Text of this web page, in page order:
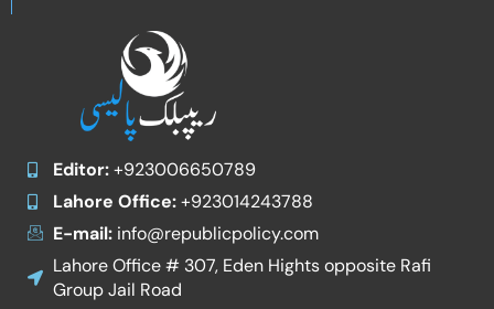
Editor:+923006650789
Lahore Office:+923014243788
E-mail:info@republicpolicy.com
Lahore Office # 307, Eden Hights opposite Rafi
Group Jail Road